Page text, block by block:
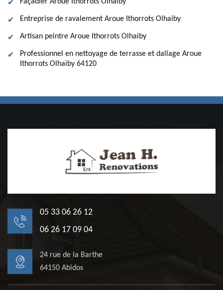
Entreprise de ravalement Aroue Ithorrots Olhaiby
Artisan peintre Aroue Ithorrots Olhaiby
Professionnel en nettoyage de terrasse et dallage Aroue
Ithorrots Olhaiby 64120
05 33 06 26 12
06 26 17 09 04
24 rue de la Barthe
64150 Abidos